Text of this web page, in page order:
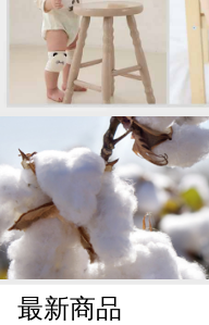
最新商品